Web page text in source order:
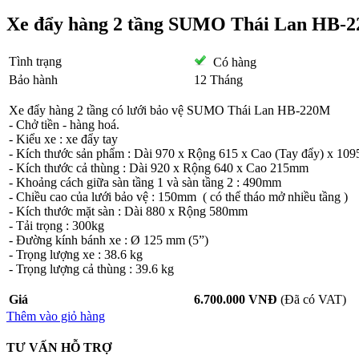
Xe đẩy hàng 2 tầng SUMO Thái Lan HB-
Tình trạng
Có hàng
Bảo hành
12 Tháng
Xe đẩy hàng 2 tầng có lưới bảo vệ SUMO Thái Lan HB-220M
- Chở tiền - hàng hoá.
- Kiểu xe : xe đẩy tay
- Kích thước sản phẩm : Dài 970 x Rộng 615 x Cao (Tay đẩy) x
- Kích thước cả thùng : Dài 920 x Rộng 640 x Cao 215mm
- Khoảng cách giữa sàn tầng 1 và sàn tầng 2 : 490mm
- Chiều cao của lưới bảo vệ : 150mm ( có thể tháo mở nhiều tầng )
- Kích thước mặt sàn : Dài 880 x Rộng 580mm
- Tải trọng : 300kg
- Đường kính bánh xe : Ø 125 mm (5”)
- Trọng lượng xe : 38.6 kg
- Trọng lượng cả thùng : 39.6 kg
Giá 6.700.000 VNĐ (Đã có VAT)
Thêm vào giỏ hàng
TƯ VẤN HỖ TRỢ